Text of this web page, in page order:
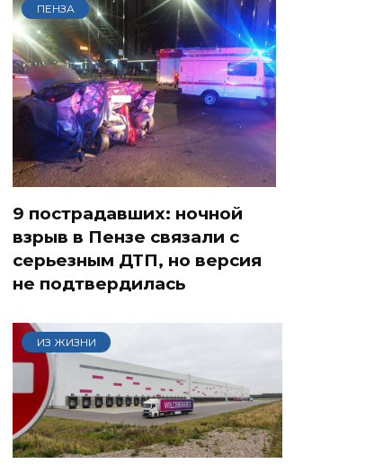
ПЕНЗА
9 пострадавших: ночной
взрыв в Пензе связали с
серьезным ДТП, но версия
не подтвердилась
ИЗ ЖИЗНИ